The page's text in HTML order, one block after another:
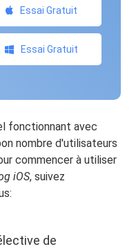
Essai Gratuit
Essai Gratuit
fonctionnant avec
nombre d'utilisateurs
commencer à utiliser
iOS, suivez
de